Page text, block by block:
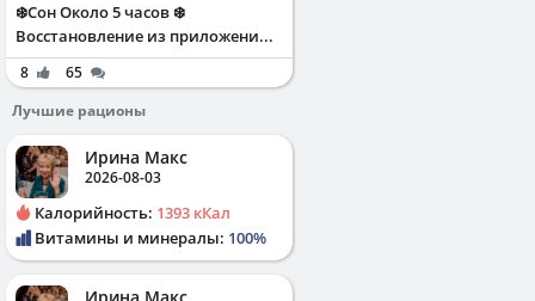
❄️Сон Около 5 часов ❄️
Восстановление из приложени...
8
65
Лучшие рационы
Ирина Макс
2026-08-03
Калорийность: 1393 кКал
Витамины и минералы: 100%